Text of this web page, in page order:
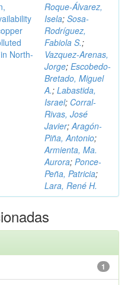
North-
Roque-Álvarez,
Isela; Sosa-
Rodríguez,
Fabiola S.;
Vazquez-Arenas,
Jorge; Escobedo-
Bretado, Miguel
A.; Labastida,
Israel; Corral-
Rivas, José
Javier;Aragón-
Piña, Antonio;
Armienta, Ma.
Aurora; Ponce-
Peña, Patricia;
Lara, René H.
1